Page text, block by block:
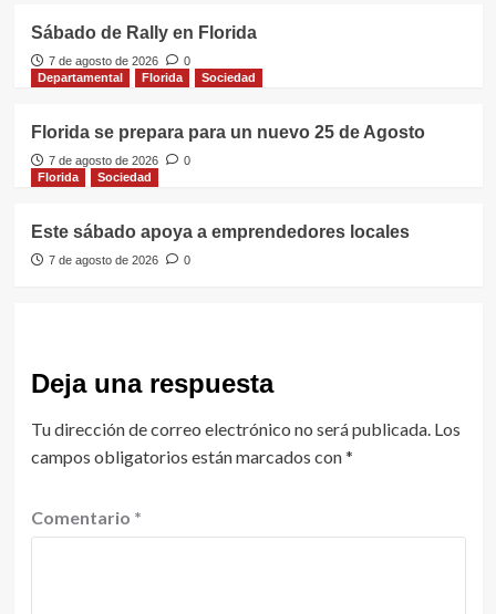
Sábado de Rally en Florida
7 de agosto de 2026
0
Departamental
Florida Sociedad
Florida se prepara para un nuevo 25 de Agosto
7 de agosto de 2026
0
Florida
Sociedad
Este sábado apoya a emprendedores locales
7 de agosto de 2026 0
Deja una respuesta
Tu dirección de correo electrónico no será publicada. Los
campos obligatorios están marcados con*
Comentario *